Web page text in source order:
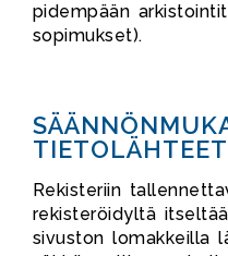
pidempään
sopimukset).
TIETOLÄHTEET
Rekisteriin
rekisteröidyltä
sivuston lomakkeilla